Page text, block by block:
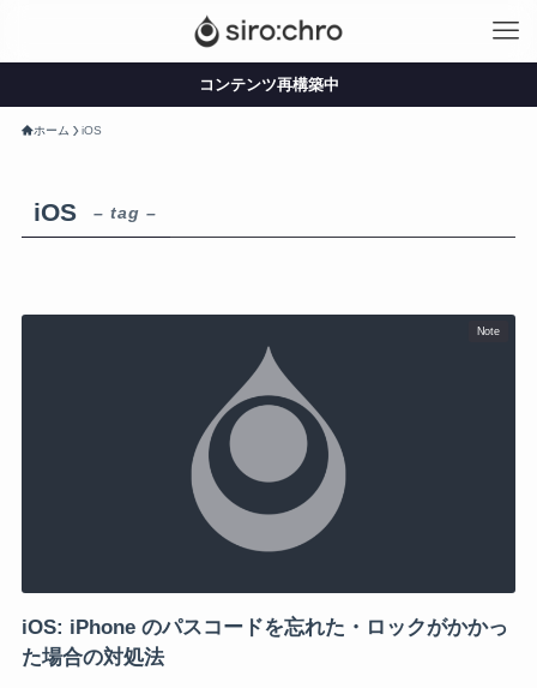
コンテンツ再構築中
ホーム iOS
iOS – tag –
Note
iOS: iPhone のパスコードを忘れた・ロックがかかっ
た場合の対処法